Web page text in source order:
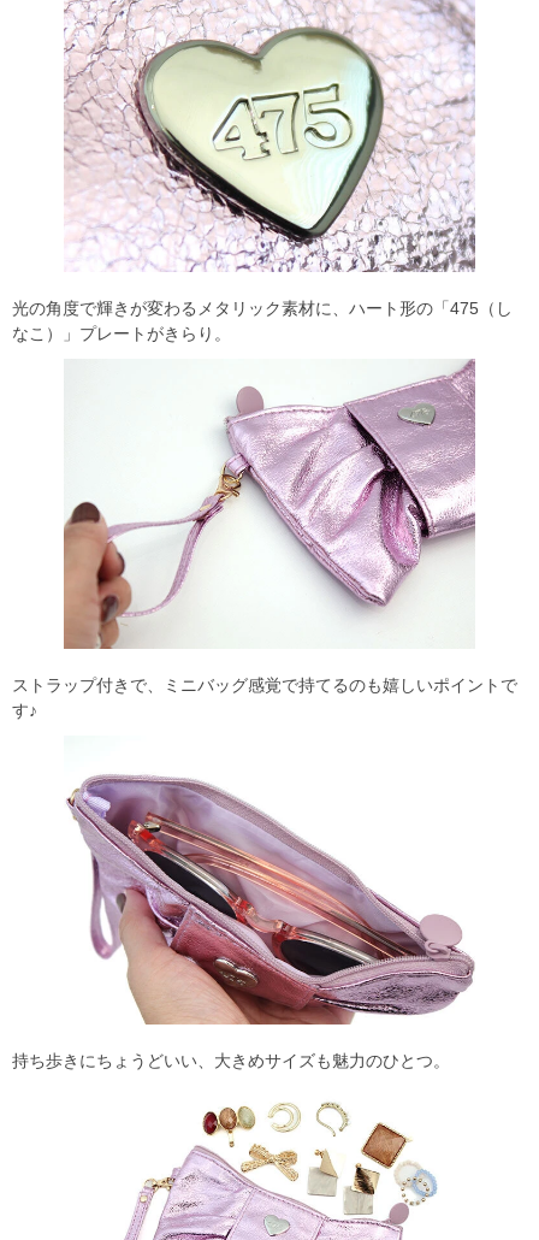
光の角度で輝きが変わるメタリック素材に、ハート形の「475（し
なこ）」プレートがきらり。
ストラップ付きで、ミニバッグ感覚で持てるのも嬉しいポイントで
す♪
持ち歩きにちょうどいい、大きめサイズも魅力のひとつ。